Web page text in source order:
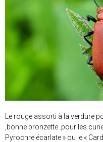
Le rouge assorti à la verdure
,bonne bronzette .pour les
Pyrochre écarlate » ou le «